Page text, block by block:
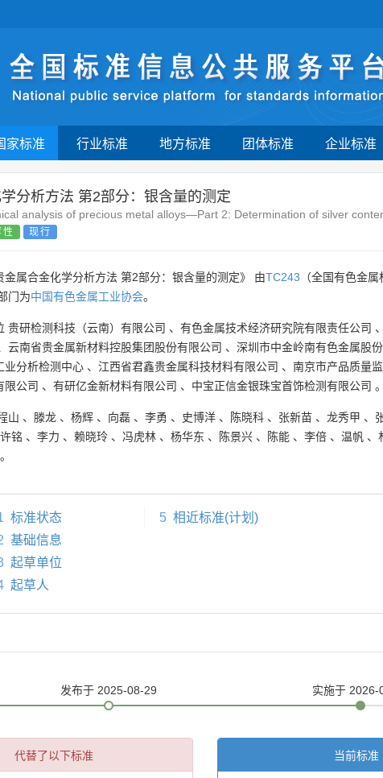
家标准 行业标准 地方标准 团体标准 企业标准
分析方法 第2部分：银含量的测定
analysis of precious metal alloys—Part 2: Determination of silver
现行
金属合金化学分析方法 第2部分：银含量的测定》 由TC243 （全国有色金
门为中国有色金属工业协会。
贵研检测科技（云南）有限公司 、 有色金属技术经济研究院有限责任公司 、
云南省贵金属新材料控股集团股份有限公司 、 深圳市中金岭南有色金属股
业分析检测中心 、 江西省君鑫贵金属科技材料有限公司 、 南京市产品质量
限公司 、 有研亿金新材料有限公司 、 中宝正信金银珠宝首饰检测有限公司 。
山 、 滕龙 、 杨辉 、 向磊 、 李勇 、 史博洋 、 陈晓科 、 张新苗 、 龙秀甲 、
许铭 、 李力 、 赖晓玲 、 冯虎林 、 杨华东 、 陈景兴 、 陈能 、 李倍 、 温帆 、
。
标准状态
基础信息
起草单位
起草人
5 相近标准(计划)
发布于 2025-08-29 实施于 2026-
代替了以下标准 当前标准